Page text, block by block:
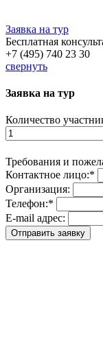
Заявка на тур
Бесплатная
+7 (495) 740 23 30
свернуть
Заявка на тур
Количество
Требования и
Контактное лицо:*
Организация:
Телефон:*
E-mail адрес: